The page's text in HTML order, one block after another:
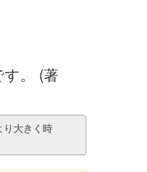
す。 (著
り大きく時